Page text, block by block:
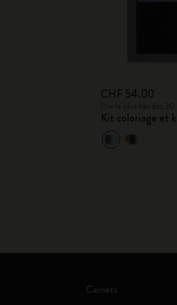
CHF 54.00
Kit coloriage et
Carnets